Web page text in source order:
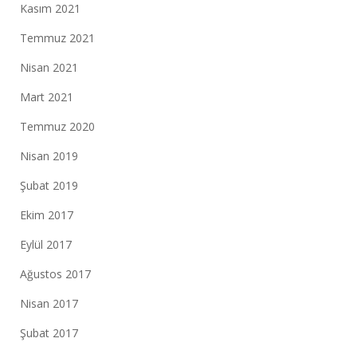
Kasım 2021
Temmuz 2021
Nisan 2021
Mart 2021
Temmuz 2020
Nisan 2019
Şubat 2019
Ekim 2017
Eylül 2017
Ağustos 2017
Nisan 2017
Şubat 2017